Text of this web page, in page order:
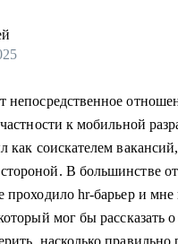
непосредственное
к мобильной
как соискателем
В большинстве
проходило hr-барьер и
мог бы рассказать
насколько правильно